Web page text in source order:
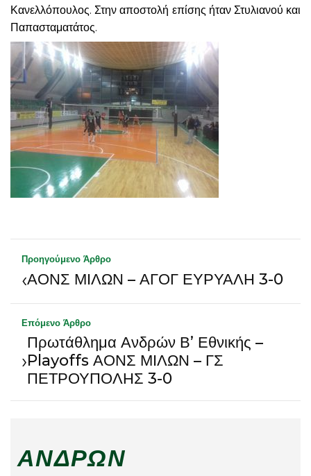
Κανελλόπουλος. Στην αποστολή επίσης ήταν Στυλιανού και
Παπασταματάτος.
Προηγούμενο Άρθρο
‹ΑΟΝΣ ΜΙΛΩΝ – ΑΓΟΓ ΕΥΡΥΑΛΗ 3-0
Επόμενο Άρθρο
›
Πρωτάθλημα Ανδρών Β’ Εθνικής –
Playoffs ΑΟΝΣ ΜΙΛΩΝ – ΓΣ
ΠΕΤΡΟΥΠΟΛΗΣ 3-0
ΑΝΔΡΏΝ